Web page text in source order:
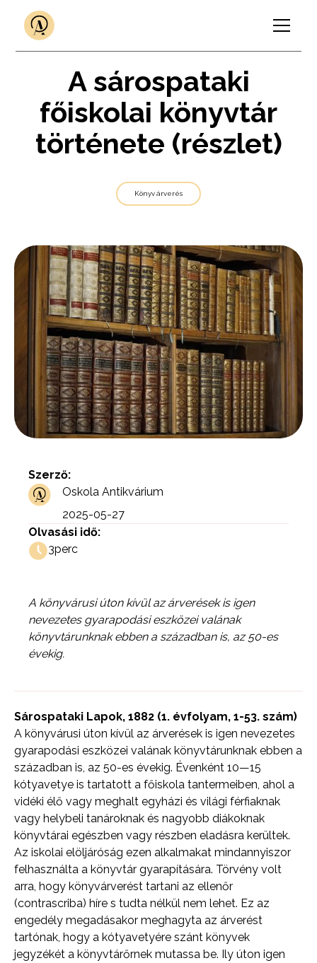
A sárospataki
főiskolai könyvtár
története (részlet)
Könyv árverés
Szerző:
2025-05-27
Oskola Antikvárium
Olvasási idő:
3perc
A könyvárusi úton kívül az árverések is igen
nevezetes gyarapodási eszközei valának
könyvtárunknak ebben a században is, az 50-es
évekig.
Sárospataki Lapok, 1882 (1. évfolyam, 1-53. szám)
A könyvárusi úton kívül az árverések is igen nevezetes
gyarapodási eszközei valának könyvtárunknak ebben a
században is, az 50-es évekig. Évenként 10—15
kótyavetye is tartatott a főiskola tantermeiben, ahol a
vidéki élő vagy meghalt egyházi és világi férfiaknak
vagy helybeli tanároknak és nagyobb diákoknak
könyvtárai egészben vagy részben eladásra kerültek.
Az iskolai elöljáróság ezen alkalmakat mindannyiszor
felhasználta a könyvtár gyarapítására. Törvény volt
arra, hogy könyvárverést tartani az ellenőr
(contrascriba) híre s tudta nélkül nem lehet. Ez az
engedély megadásakor meghagyta az árverést
tartónak, hogy a kótyavetyére szánt könyvek
jegyzékét a könyvtárőrnek mutassa be. Ily úton igen